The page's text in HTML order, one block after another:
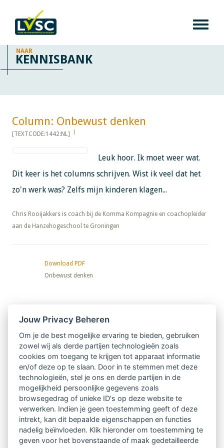
NAAR
KENNISBANK
Column: Onbewust denken​​​​​​
[TEXTCODE:1442:NL]
Leuk hoor. Ik moet weer wat.
Dit keer is het columns schrijven. Wist ik veel dat het
zo'n werk was? Zelfs mijn kinderen klagen...
​​​​​​​Chris Rooijakkers is coach bij de Komma Kompagnie en coachopleider
aan de Hanzehogeschool te Groningen
Download PDF
Onbewust denken
Nieuwsbrief
Ontvang 10 x per jaar de LVSC-
relatienieuwsbrief met o.a.:
vrij toegankelijke TsvB-artikelen
nieuws op het vlak van professioneel
begeleiden
informatie over LVSC-activiteiten
Jouw Privacy Beheren
Om je de best mogelijke ervaring te bieden, gebruiken
zowel wij als derde partijen technologieën zoals
cookies om toegang te krijgen tot apparaat informatie
en/of deze op te slaan. Door in te stemmen met deze
technologieën, stel je ons en derde partijen in de
mogelijkheid persoonlijke gegevens zoals
browsegedrag of unieke ID's op deze website te
verwerken. Indien je geen toestemming geeft of deze
intrekt, kan dit bepaalde eigenschappen en functies
nadelig beïnvloeden. Klik hieronder om toestemming te
geven voor het bovenstaande of maak gedetailleerde